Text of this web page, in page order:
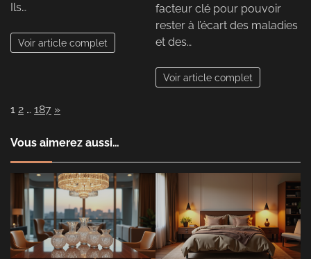
Ils…
Voir article complet
facteur clé pour pouvoir
rester à l’écart des maladies
et des…
Voir article complet
Page:
1 2 … 187 Next
»
Vous aimerez aussi…